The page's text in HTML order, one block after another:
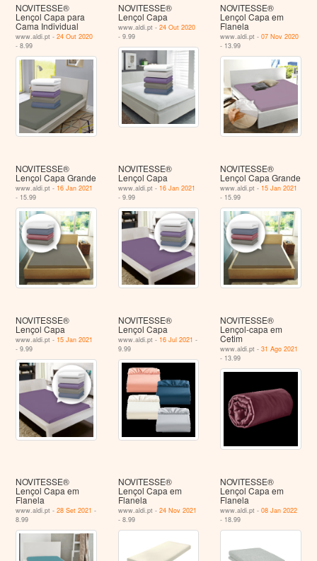
NOVITESSE®
Lençol Capa para
Cama Individual
www.aldi.pt -24 Out 2020
- 8.99
NOVITESSE®
Lençol Capa
www.aldi.pt - 24 Out 2020
- 9.99
NOVITESSE®
Lençol Capa em
Flanela
www.aldi.pt -07 Nov 2020
- 13.99
NOVITESSE®
Lençol Capa Grande
www.aldi.pt - 16 Jan 2021
- 15.99
NOVITESSE®
Lençol Capa
www.aldi.pt - 16 Jan 2021
- 9.99
NOVITESSE®
Lençol Capa Grande
www.aldi.pt - 15 Jan 2021
- 15.99
NOVITESSE®
Lençol Capa
www.aldi.pt - 15 Jan 2021
- 9.99
NOVITESSE®
Lençol Capa
www.aldi.pt - 16 Jul 2021 -
9.99
NOVITESSE®
Lençol-capa em
Cetim
www.aldi.pt -31 Ago 2021
- 13.99
NOVITESSE®
Lençol Capa em
Flanela
www.aldi.pt -28 Set 2021 -
8.99
NOVITESSE®
Lençol Capa em
Flanela
www.aldi.pt - 24 Nov 2021
- 8.99
NOVITESSE®
Lençol Capa em
Flanela
www.aldi.pt -08 Jan 2022
- 18.99